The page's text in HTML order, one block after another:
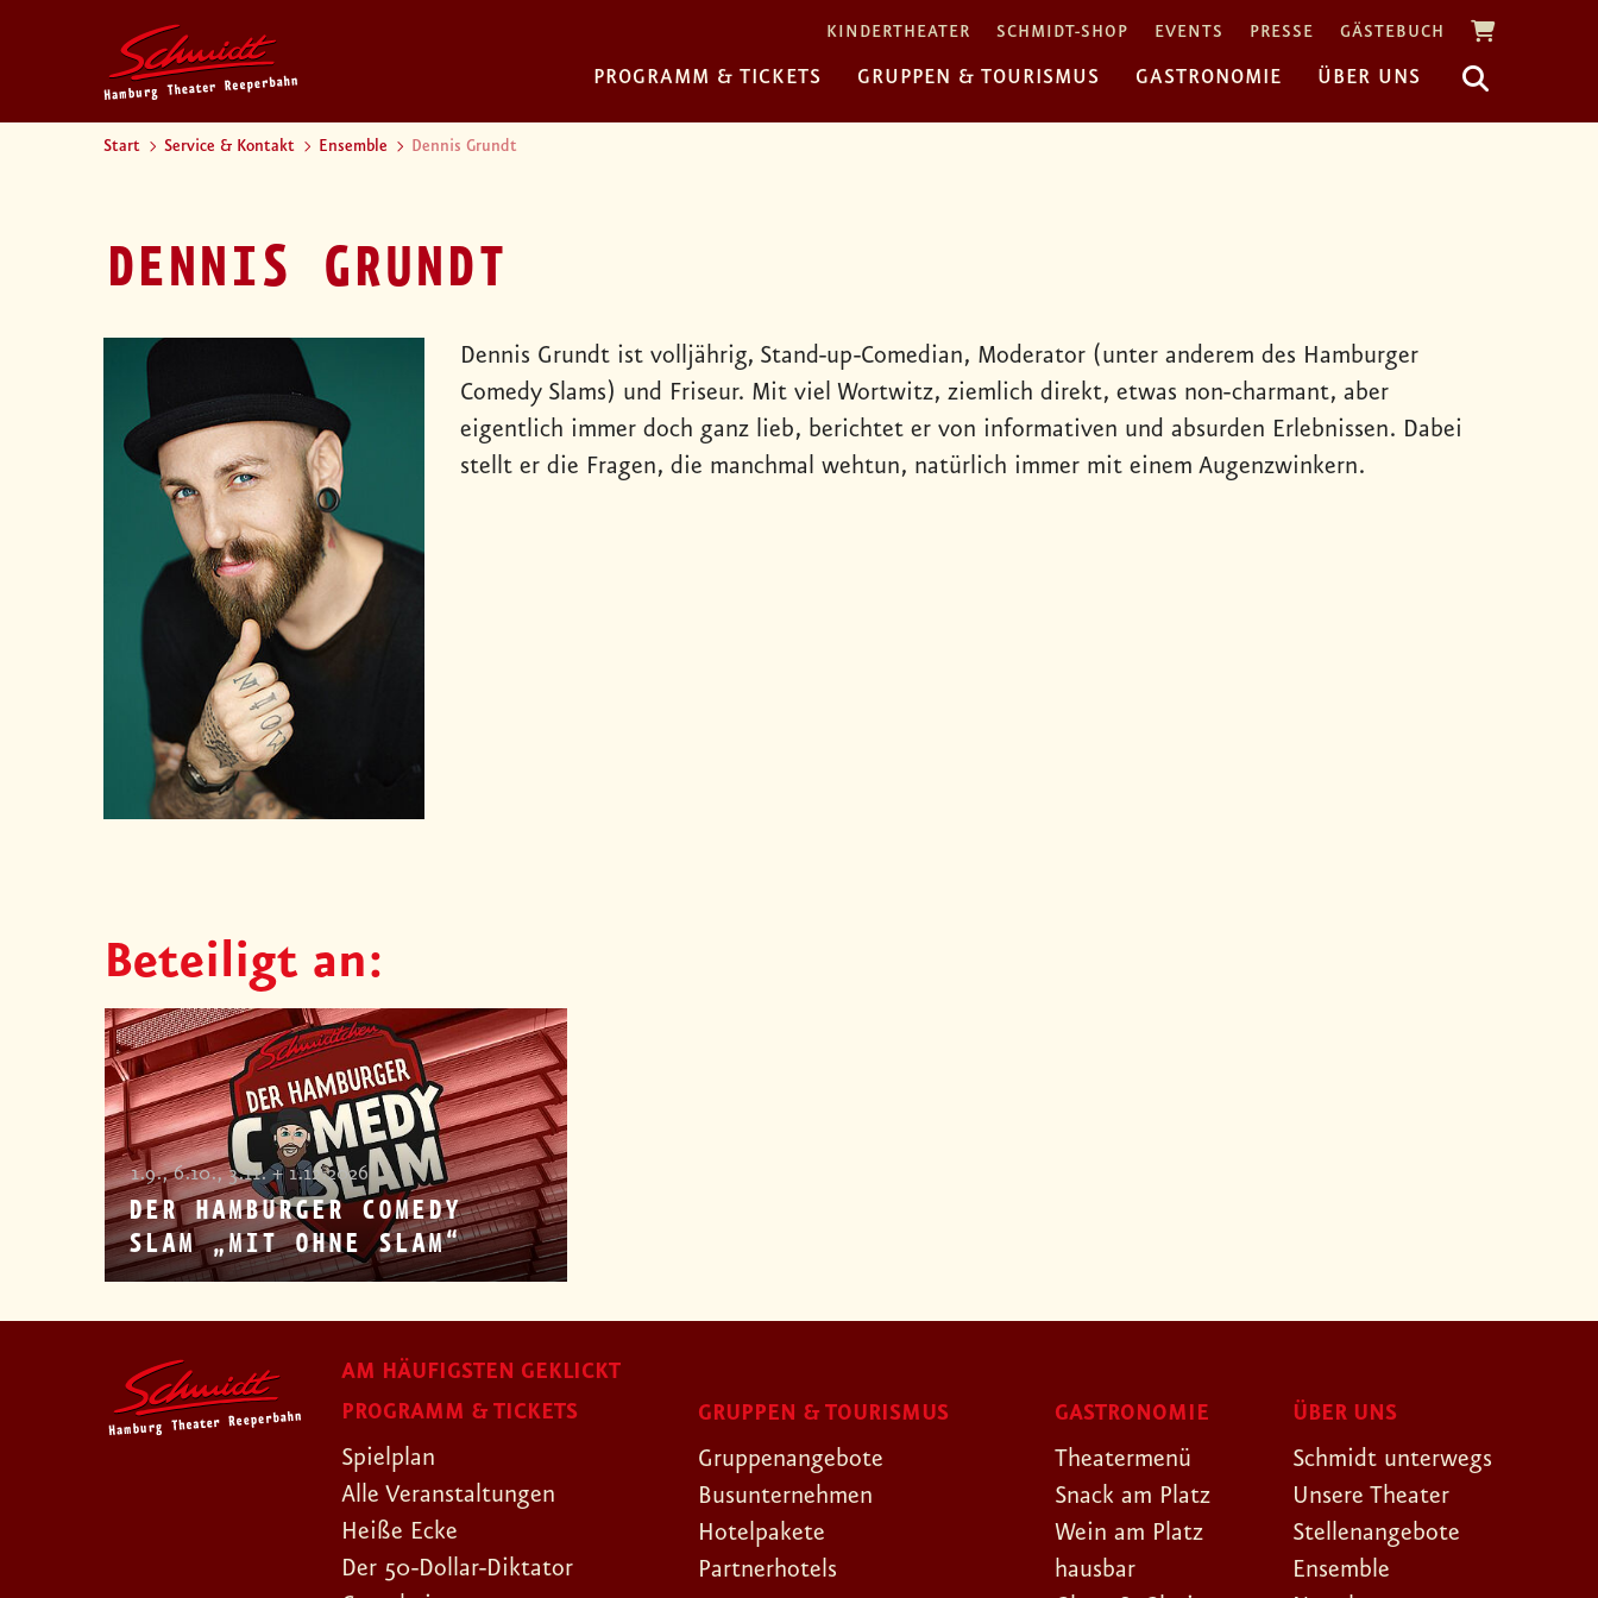
KINDERTHEATER SCHMIDT-SHOP EVENTS PRESSE GÄSTEBUCH
PROGRAMM & TICKETS GRUPPEN & TOURISMUS GASTRONOMIE ÜBER UNS
Start Service & Kontakt Ensemble Dennis Grundt
DENNIS GRUNDT
Dennis Grundt ist volljährig, Stand-up-Comedian, Moderator (unter anderem des Hamburger
Comedy Slams) und Friseur. Mit viel Wortwitz, ziemlich direkt, etwas non-charmant, aber
eigentlich immer doch ganz lieb, berichtet er von informativen und absurden Erlebnissen. Dabei
stellt er die Fragen, die manchmal wehtun, natürlich immer mit einem Augenzwinkern.
Beteiligt an:
1.9., 6.10., 3.11. + 1.12.2026
DER HAMBURGER COMEDY
SLAM „MIT OHNE SLAM“
AM HÄUFIGSTEN GEKLICKT
PROGRAMM & TICKETS
Spielplan
Alle Veranstaltungen
Heiße Ecke
Der 50-Dollar-Diktator
GRUPPEN & TOURISMUS
Gruppenangebote
Busunternehmen
Hotelpakete
Partnerhotels
GASTRONOMIE
Theatermenü
Snack am Platz
Wein am Platz
hausbar
ÜBER UNS
Schmidt unterwegs
Unsere Theater
Stellenangebote
Ensemble